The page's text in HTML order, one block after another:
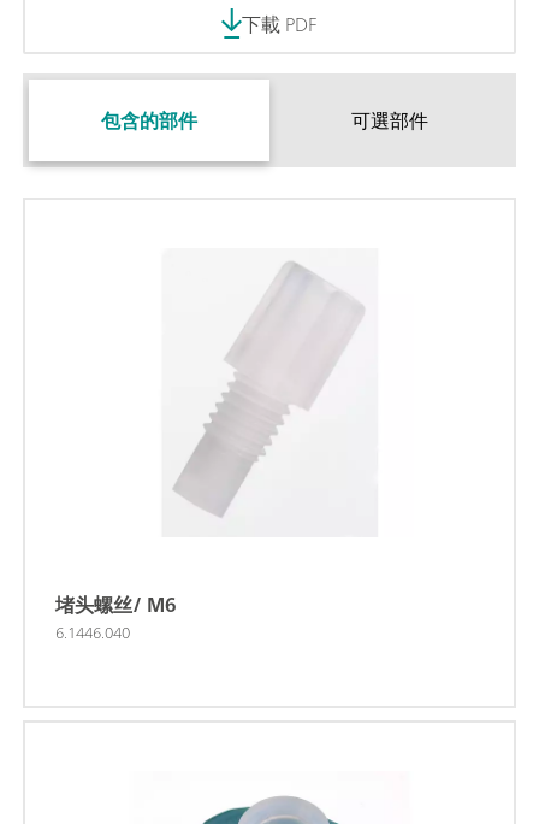
下載 PDF
包含的部件 可選部件
堵头螺丝/ M6
6.1446.040